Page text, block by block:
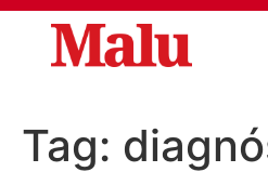
Tag: